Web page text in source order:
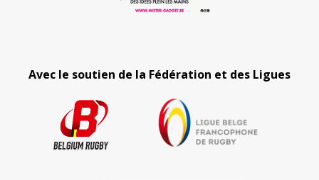
Avec le soutien de la Fédération et des Ligues